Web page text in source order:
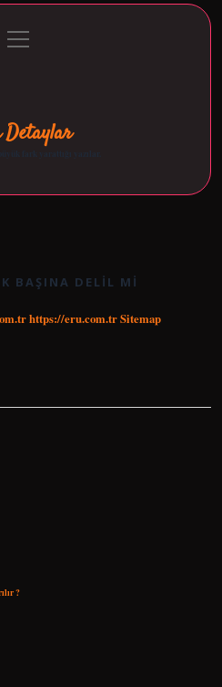
Politikası
menüyü
aç
fark yarattığı yazılar.
BAŞINA DELIL MI
https://eru.com.trSitemap
?